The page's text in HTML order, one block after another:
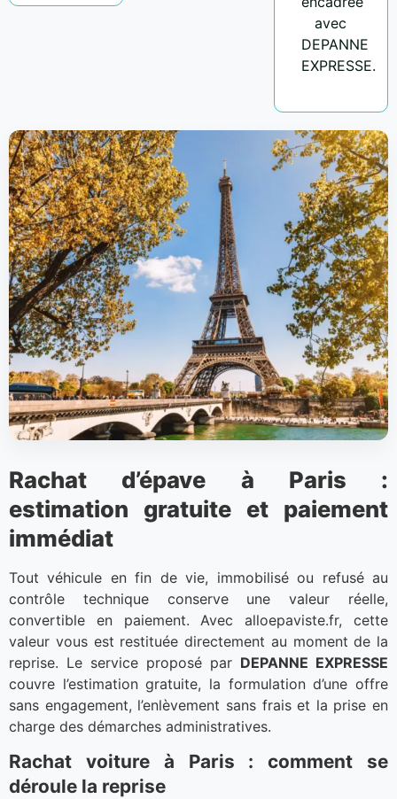
avec
DEPANNE
EXPRESSE.
Rachat d’épave à Paris :
estimation gratuite et paiement
immédiat
Tout véhicule en fin de vie, immobilisé ou refusé au
contrôle technique conserve une valeur réelle,
convertible en paiement. Avec alloepaviste.fr, cette
valeur vous est restituée directement au moment de la
reprise. Le service proposé par DEPANNE EXPRESSE
couvre l’estimation gratuite, la formulation d’une offre
sans engagement, l’enlèvement sans frais et la prise en
charge des démarches administratives.
Rachat voiture à Paris : comment se
déroule la reprise